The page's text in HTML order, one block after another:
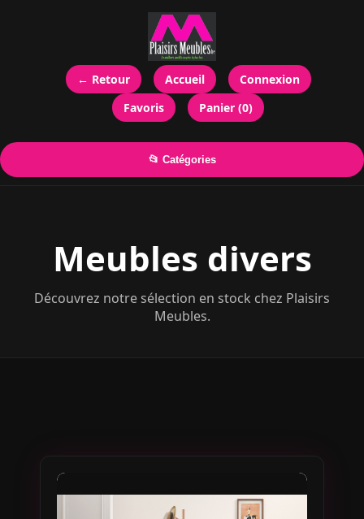
← Retour Accueil
Connexion
Favoris
Panier (0)
📂 Catégories
Meubles divers
Découvrez notre sélection en stock chez Plaisirs
Meubles.